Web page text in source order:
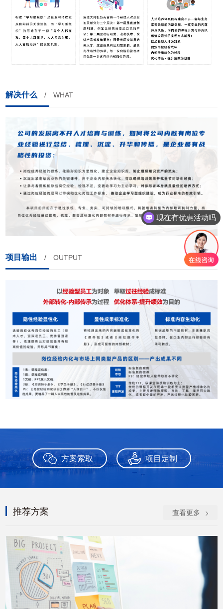
解决什么 / WHAT
项目输出 / OUTPUT
方案索取 项目定制
推荐方案 查看更多
可以介绍下你们的产品么
现在有优惠活动吗